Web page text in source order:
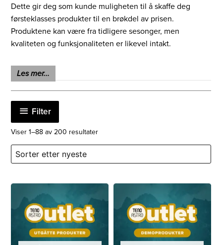
Dette gir deg som kunde muligheten til å skaffe deg
førsteklasses produkter til en brøkdel av prisen.
Produktene kan være fra tidligere sesonger, men
kvaliteten og funksjonaliteten er likevel intakt.
Demoproduktene som tilbys kan ha blitt brukt som
utstillingsmodeller eller under produkttester, men de er
grundig sjekket og kvalitetssikret før de blir tilgjengelige
for salg. Disse produktene representerer også en flott
måte å få tak i gode produkter til en rimelig pris.
Garanti:Produkter solgt på vår Outlet har samme garanti
som et nytt produkt.
Les mer...
Viser 1–88 av 200 resultaterSortert
siste
Filter